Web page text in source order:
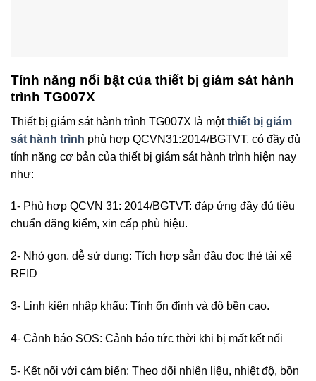
Tính năng nổi bật của thiết bị giám sát hành
trình TG007X
Thiết bị giám sát hành trình TG007X là mộtthiết bị giám
sát hành trình phù hợp QCVN31:2014/BGTVT, có đầy đủ
tính năng cơ bản của thiết bị giám sát hành trình hiện nay
như:
1- Phù hợp QCVN 31: 2014/BGTVT: đáp ứng đầy đủ tiêu
chuẩn đăng kiểm, xin cấp phù hiệu.
2- Nhỏ gọn, dễ sử dụng: Tích hợp sẵn đầu đọc thẻ tài xế
RFID
3- Linh kiện nhập khẩu: Tính ổn định và độ bền cao.
4- Cảnh báo SOS: Cảnh báo tức thời khi bị mất kết nối
5- Kết nối với cảm biến: Theo dõi nhiên liệu, nhiệt độ, bồn